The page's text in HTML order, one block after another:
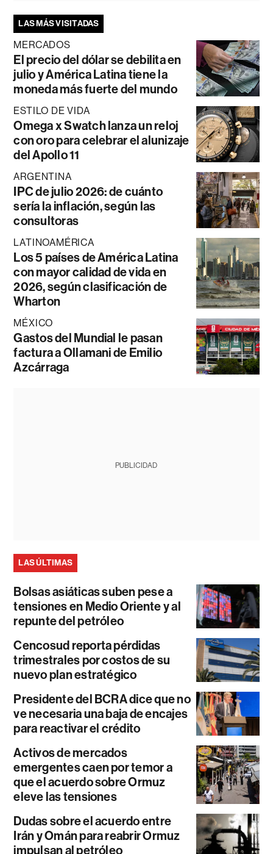
LAS MÁS VISITADAS
MERCADOS
El precio del dólar se debilita en
julio y América Latina tiene la
moneda más fuerte del mundo
ESTILO DE VIDA
Omega x Swatch lanza un reloj
con oro para celebrar el alunizaje
del Apollo 11
ARGENTINA
IPC de julio 2026: de cuánto
sería la inflación, según las
consultoras
LATINOAMÉRICA
Los 5 países de América Latina
con mayor calidad de vida en
2026, según clasificación de
Wharton
MÉXICO
Gastos del Mundial le pasan
factura a Ollamani de Emilio
Azcárraga
PUBLICIDAD
LAS ÚLTIMAS
Bolsas asiáticas suben pese a
tensiones en Medio Oriente y al
repunte del petróleo
Cencosud reporta pérdidas
trimestrales por costos de su
nuevo plan estratégico
Presidente del BCRA dice que no
ve necesaria una baja de encajes
para reactivar el crédito
Activos de mercados
emergentes caen por temor a
que el acuerdo sobre Ormuz
eleve las tensiones
Dudas sobre el acuerdo entre
Irán y Omán para reabrir Ormuz
impulsan al petróleo